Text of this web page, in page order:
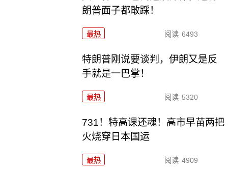
朗普面子都敢踩！
最热 阅读 6493
特朗普刚说要谈判，伊朗又是反
手就是一巴掌！
最热 阅读 5320
731！特高课还魂！高市早苗两把
火烧穿日本国运
最热 阅读 4909